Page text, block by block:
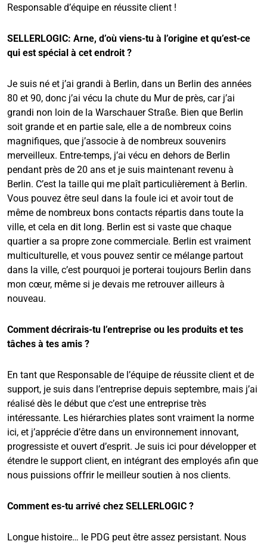
Responsable d’équipe en réussite client !
SELLERLOGIC: Arne, d’où viens-tu à l’origine et qu’est-ce
qui est spécial à cet endroit ?
Je suis né et j’ai grandi à Berlin, dans un Berlin des années
80 et 90, donc j’ai vécu la chute du Mur de près, car j’ai
grandi non loin de la Warschauer Straße. Bien que Berlin
soit grande et en partie sale, elle a de nombreux coins
magnifiques, que j’associe à de nombreux souvenirs
merveilleux. Entre-temps, j’ai vécu en dehors de Berlin
pendant près de 20 ans et je suis maintenant revenu à
Berlin. C’est la taille qui me plaît particulièrement à Berlin.
Vous pouvez être seul dans la foule ici et avoir tout de
même de nombreux bons contacts répartis dans toute la
ville, et cela en dit long. Berlin est si vaste que chaque
quartier a sa propre zone commerciale. Berlin est vraiment
multiculturelle, et vous pouvez sentir ce mélange partout
dans la ville, c’est pourquoi je porterai toujours Berlin dans
mon cœur, même si je devais me retrouver ailleurs à
nouveau.
Comment décrirais-tu l’entreprise ou les produits et tes
tâches à tes amis ?
En tant que Responsable de l’équipe de réussite client et de
support, je suis dans l’entreprise depuis septembre, mais j’ai
réalisé dès le début que c’est une entreprise très
intéressante. Les hiérarchies plates sont vraiment la norme
ici, et j’apprécie d’être dans un environnement innovant,
progressiste et ouvert d’esprit. Je suis ici pour développer et
étendre le support client, en intégrant des employés afin que
nous puissions offrir le meilleur soutien à nos clients.
Comment es-tu arrivé chez SELLERLOGIC ?
Longue histoire… le PDG peut être assez persistant. Nous